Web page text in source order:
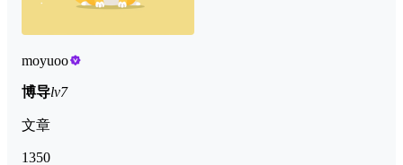
moyuoo
博导lv7
文章
1350